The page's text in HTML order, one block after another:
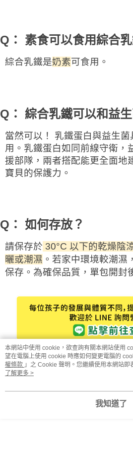
Q： 素食可以食用綜合
綜合乳鐵是奶素可食用。
Q： 綜合乳鐵可以和益
當然可以！ 乳鐵蛋白與益生
用。乳鐵蛋白如同前線守衛，
援部隊，兩者搭配能更全面地
寶貝的保護力。
Q： 如何存放？
請保存於 30°C 以下的乾燥陰
曬或潮濕 。若家中環境較潮濕
保存。為確保品質，單包開封
本網站中使用 cookie，欲查詢有關本網站使用
望在電腦上使用 cookie 時應如何變更電腦的
權條款 」之 Cookie 聲明。您繼續使用本網站
用條款之 Cookie 聲明使用 cookie。
了解更多 >
我知道了